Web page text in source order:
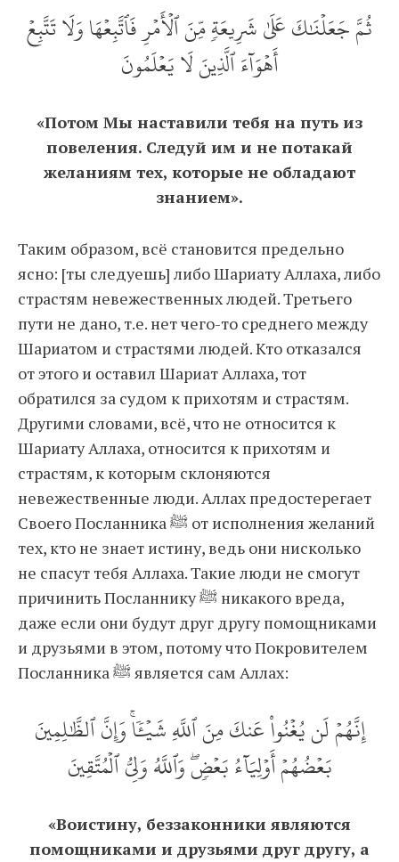
ثُمَّ جَعَلۡنَٰكَ عَلَىٰ شَرِيعَةٖ مِّنَ ٱلۡأَمۡرِ فَٱتَّبِعۡهَا وَلَا تَتَّبِعۡ
أَهۡوَآءَ ٱلَّذِينَ لَا يَعۡلَمُونَ
«Потом Мы наставили тебя на путь из
повеления. Следуй им и не потакай
желаниям тех, которые не обладают
знанием».
Таким образом, всё становится предельно
ясно: [ты следуешь] либо Шариату Аллаха, либо
страстям невежественных людей. Третьего
пути не дано, т.е. нет чего-то среднего между
Шариатом и страстями людей. Кто отказался
от этого и оставил Шариат Аллаха, тот
обратился за судом к прихотям и страстям.
Другими словами, всё, что не относится к
Шариату Аллаха, относится к прихотям и
страстям, к которым склоняются
невежественные люди. Аллах предостерегает
Своего Посланника ﷺ от исполнения желаний
тех, кто не знает истину, ведь они нисколько
не спасут тебя Аллаха. Такие люди не смогут
причинить Посланнику ﷺ никакого вреда,
даже если они будут друг другу помощниками
и друзьями в этом, потому что Покровителем
Посланника ﷺ является сам Аллах:
إِنَّهُمۡ لَن يُغۡنُواْ عَنكَ مِنَ ٱللَّهِ شَيۡ‍ٔٗاۚ وَإِنَّ ٱلظَّٰلِمِينَ
بَعۡضُهُمۡ أَوۡلِيَآءُ بَعۡضٖۖ وَٱللَّهُ وَلِيُّ ٱلۡمُتَّقِينَ
«Воистину, беззаконники являются
помощниками и друзьями друг другу, а